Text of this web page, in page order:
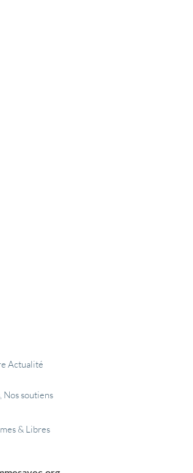
Actualité
Nos soutiens
& Libres